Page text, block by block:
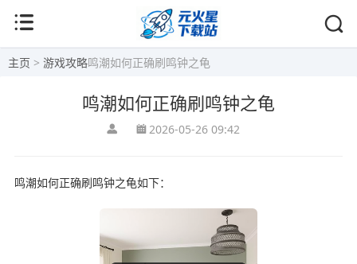
主页 > 游戏攻略鸣潮如何正确刷鸣钟之龟
鸣潮如何正确刷鸣钟之龟
2026-05-26 09:42
鸣潮如何正确刷鸣钟之龟如下：